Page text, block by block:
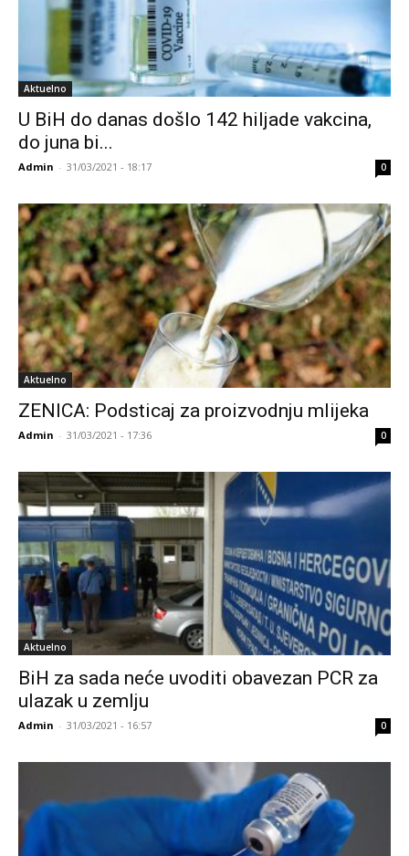
Aktuelno
U BiH do danas došlo 142 hiljade vakcina,
do juna bi...
Admin - 31/03/2021 - 18:17 0
Aktuelno
ZENICA: Podsticaj za proizvodnju mlijeka
Admin - 31/03/2021 - 17:36 0
Aktuelno
BiH za sada neće uvoditi obavezan PCR za
ulazak u zemlju
Admin - 31/03/2021 - 16:57 0